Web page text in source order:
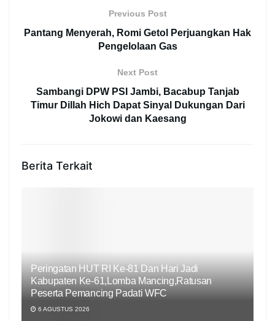
Previous Post
Pantang Menyerah, Romi Getol Perjuangkan Hak
Pengelolaan Gas
Next Post
Sambangi DPW PSI Jambi, Bacabup Tanjab
Timur Dillah Hich Dapat Sinyal Dukungan Dari
Jokowi dan Kaesang
Berita Terkait
Peringatan HUT RI Ke-81 Dan Hari Jadi
Kabupaten Ke-61,Lomba Mancing,Ratusan
Peserta Pemancing Padati WFC
6 AGUSTUS 2026